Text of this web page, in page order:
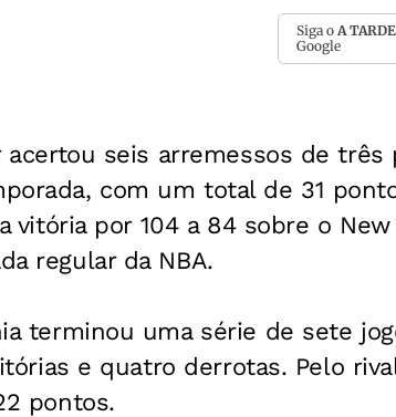
Siga o A TARDE
Google
acertou seis arremessos de
com um total de 31
vitória por 104 a 84 sobre o
regular da NBA.
terminou uma série de sete
e quatro derrotas. Pelo
pontos.